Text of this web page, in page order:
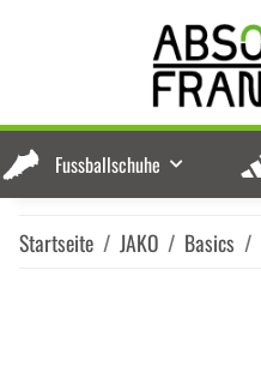
Fussballschuhe
Startseite JAKO Basics